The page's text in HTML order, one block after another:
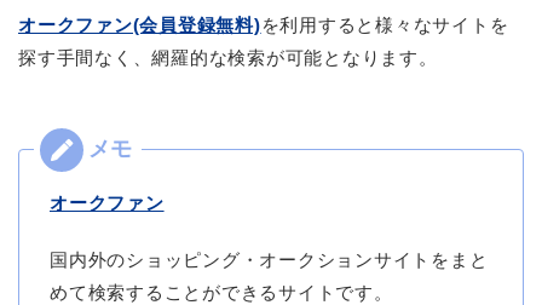
オークファン(会員登録無料)を利用すると様々なサイトを
探す手間なく、網羅的な検索が可能となります。
オークファン
国内外のショッピング・オークションサイトをまと
めて検索することができるサイトです。